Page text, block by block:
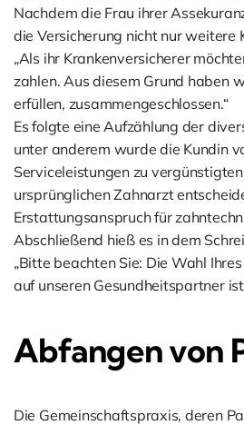
Nachdem die Frau ihrer
die Versicherung nicht nur weitere
„Als ihr Krankenversicherer
zahlen. Aus diesem Grund haben
erfüllen, zusammengeschlossen.“
Es folgte eine Aufzählung der
unter anderem wurde die Kundin
Serviceleistungen zu
ursprünglichen Zahnarzt
Erstattungsanspruch für
Abschließend hieß es in dem
„Bitte beachten Sie: Die Wahl
auf unseren Gesundheitspartner
Abfangen von
Die Gemeinschaftspraxis, deren